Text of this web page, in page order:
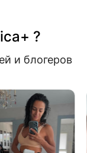
?
и блогеров